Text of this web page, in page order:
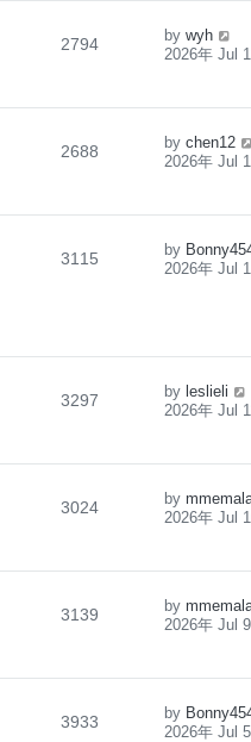
2794 by wyh
2026年 Jul
2688 by chen12
2026年 Jul
3115 by
2026年 Jul
3297 by leslieli
2026年 Jul
3024 by
2026年 Jul
3139 by
2026年 Jul
3933 by
2026年 Jul